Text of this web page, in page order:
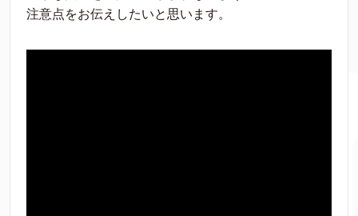
注意点をお伝えしたいと思います。